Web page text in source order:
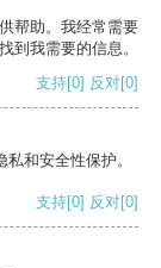
帮助。我经常需要
到我需要的信息。
支持[0] 反对[0]
和安全性保护。
支持[0] 反对[0]